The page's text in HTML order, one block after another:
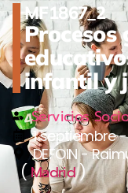
MF1867_2
Procesos
infantil y
Servicios
1 septiembre
DEFOIN -
(Madrid)